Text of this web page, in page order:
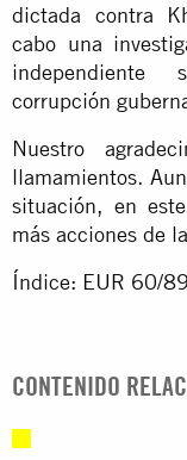
dictada contra
cabo una
corrupción
Nuestro
llamamientos.
situación, en
más acciones de
Índice: EUR 60/
CONTENIDO